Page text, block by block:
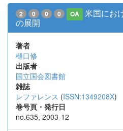
2 0 0 0 OA
米国にお
の展開
著者
樋口修
出版者
国立国会図書館
雑誌
レファレンス (ISSN:1349208X)
巻号頁・発行日
no.635, 2003-12